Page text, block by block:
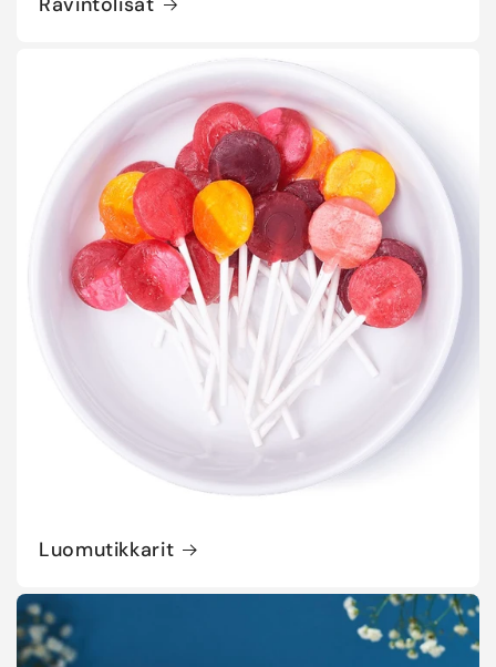
Luomutikkarit